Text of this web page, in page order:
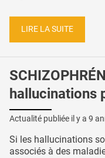
LIRE LA SUITE
hallucinations
Actualité publiée il y a 9
Si les hallucinations
associés à des